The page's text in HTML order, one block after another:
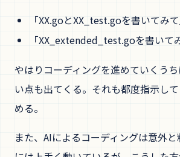
「XX.goとXX_test.goを書いてみて
「XX_extended_test.goを書いて
やはりコーディングを進めていくう
い点も出てくる。それも都度指示し
める。
また、AIによるコーディングは意外